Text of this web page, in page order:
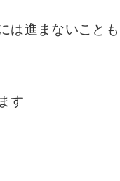
は進まないことも
す